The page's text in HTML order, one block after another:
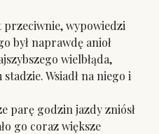
wypowiedzi
był naprawdę anioł
wielbłąda,
Wsiadł na niego i
parę godzin jazdy zniósł
go coraz większe